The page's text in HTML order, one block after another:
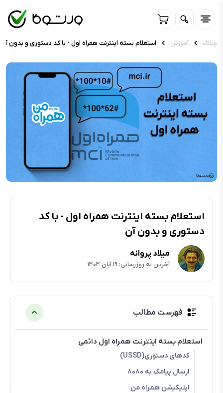
وبلاگ آموزش استعلام بسته اینترنت همراه اول - با کد دستوری و بدون آن
استعلام بسته اینترنت همراه اول - با کد
دستوری و بدون آن
میلاد پروانه
آخرین به روزرسانی: ۱۹ آبان ۱۴۰۴
فهرست مطالب
استعلام بسته اینترنت همراه اول دائمی
کدهای دستوری(USSD)
ارسال پیامک به ۸۰۸۰
اپلیکیشن همراه من